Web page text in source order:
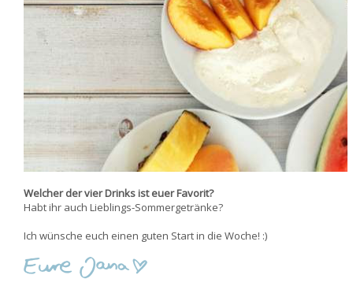
Welcher der vier Drinks ist euer Favorit?
Habt ihr auch Lieblings-Sommergetränke?
Ich wünsche euch einen guten Start in die Woche! :)